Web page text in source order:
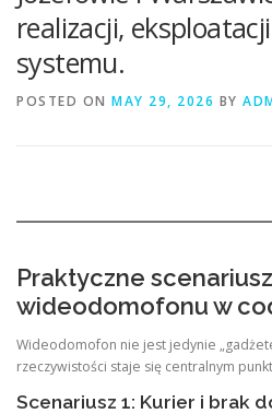
realizacji,
systemu.
POSTED ON MAY 29, 2026 BY
Praktyczne
wideodomofonu w
Wideodomofon nie jest jedynie
rzeczywistości staje się centralnym
Scenariusz 1: Kurier i brak